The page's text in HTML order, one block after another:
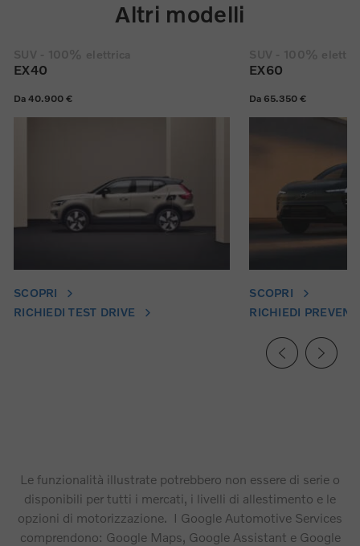
Altri modelli
EX40
Da 40.900 €
SCOPRI
RICHIEDI TEST DRIVE
EX60
Da 65.350 €
SCOPRI
RICHIEDI
Le funzionalità illustrate potrebbero non essere di serie o
disponibili per tutti i mercati, i livelli di allestimento e le
opzioni di motorizzazione. I Google Automotive Services
comprendono: Google Maps, Google Assistant e Google